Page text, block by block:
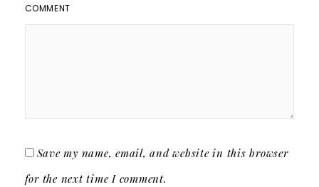
COMMENT
Save my name, email, and website in this browser
for the next time I comment.